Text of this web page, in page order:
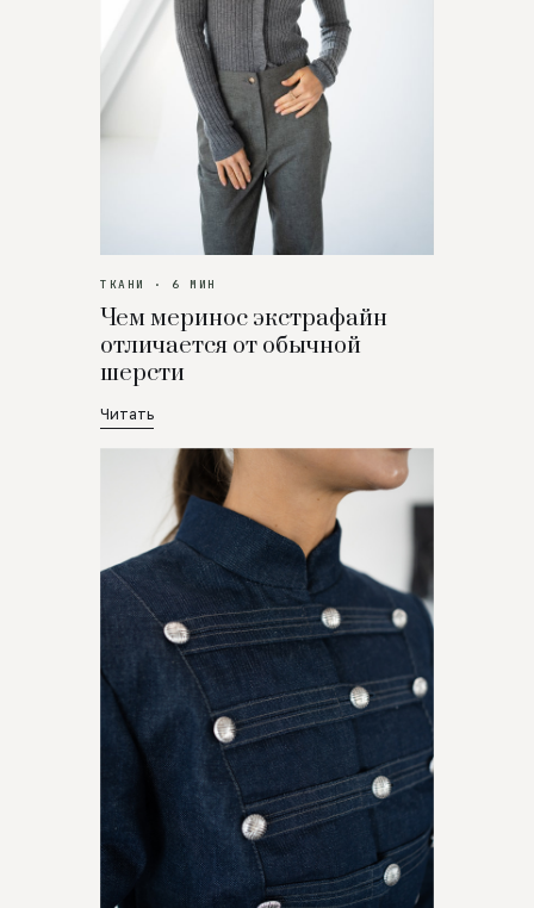
ТКАНИ · 6 МИН
Чем меринос экстрафайн
отличается от обычной
шерсти
Читать